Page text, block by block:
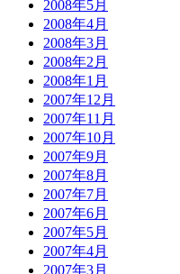
2008年5月
2008年4月
2008年3月
2008年2月
2008年1月
2007年12月
2007年11月
2007年10月
2007年9月
2007年8月
2007年7月
2007年6月
2007年5月
2007年4月
2007年3月